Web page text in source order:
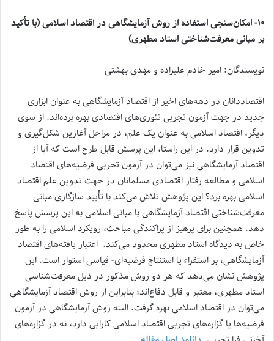
۱۰- امکان‌سنجی استفاده از روش آزمایشگاهی در اقتصاد اسلامی (با تأکید
بر مبانی معرفت‌شناختی استاد مطهری)
نویسندگان: امیر خادم علیزاده و مهدی بهشتی
اقتصاددانان در دهه‌های اخیر از اقتصاد آزمایشگاهی به عنوان ابزاری
جدید در جهت آزمون تجربی تئوری‌های اقتصادی بهره برده‌اند. از سوی
دیگر، اقتصاد اسلامی به عنوان یک علم، در مراحل آغازین شکل‌گیری و
تدوین قرار دارد. در این راستا، این پرسش قابل طرح است که آیا از
اقتصاد آزمایشگاهی نیز می‌توان در آزمون تجربی فرضیه‌های اقتصاد
اسلامی و مطالعه رفتار اقتصادی مسلمانان در جهت تدوین علم اقتصاد
اسلامی بهره برد؟ این پژوهش تلاش می‌کند با تأیید سازگاری مبانی
معرفت‌شناختی اقتصاد آزمایشگاهی با مبانی اسلامی به این پرسش پاسخ
دهد. همچنین برای پرهیز از پراکندگی مباحث، رویکرد اسلامی را به طور
خاص به دیدگاه استاد مطهری محدود می‌کند. اعتبار یافته‌های اقتصاد
آزمایشگاهی، بر استقراء یا استنتاج فرضیه‌ای- قیاسی استوار است. این
پژوهش نشان می‌دهد که هر دو روش مذکور در ذیل معرفت‌شناسی
استاد مطهری، معتبر و قابل دفاع‌اند؛ بنابراین از روش اقتصاد آزمایشگاهی
می‌توان در اقتصاد اسلامی بهره گرفت. البته روش آزمایشگاهی در آزمون
فرضیه‌ها یا گزاره‌های تجربی اقتصاد اسلامی کارایی دارد، نه در گزاره‌های